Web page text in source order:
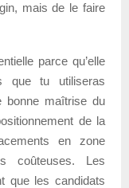
mais de le faire
parce qu’elle
que tu utiliseras
bonne maîtrise du
de la
en zone
coûteuses. Les
que les candidats